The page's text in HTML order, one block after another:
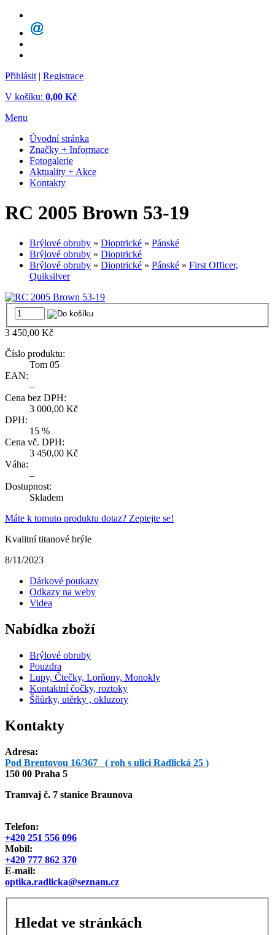
Přihlásit | Registrace
V košíku: 0,00 Kč
Menu
Úvodní stránka
Značky + Informace
Fotogalerie
Aktuality + Akce
Kontakty
RC 2005 Brown 53-19
Brýlové obruby » Dioptrické » Pánské
Brýlové obruby » Dioptrické
Brýlové obruby » Dioptrické » Pánské » First Officer,
Quiksilver
3 450,00 Kč
Číslo produktu:
Tom 05
EAN:
–
Cena bez DPH:
3 000,00 Kč
DPH:
15 %
Cena vč. DPH:
3 450,00 Kč
Váha:
–
Dostupnost:
Skladem
Máte k tomuto produktu dotaz? Zeptejte se!
Kvalitní titanové brýle
8/11/2023
Dárkové poukazy
Odkazy na weby
Videa
Nabídka zboží
Brýlové obruby
Pouzdra
Lupy, Čtečky, Lorňony, Monokly
Kontaktní čočky, roztoky
Šňůrky, utěrky , okluzory
Kontakty
Adresa:
Pod Brentovou 16/367 ( roh s ulici Radlická 25 )
150 00 Praha 5
Tramvaj č. 7 stanice Braunova
Telefon:
+420 251 556 096
Mobil:
+420 777 862 370
E-mail:
optika.radlicka@seznam.cz
Hledat ve stránkách